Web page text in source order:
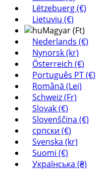
Lëtzebuerg (€)
Lietuvių (€)
Magyar (Ft)
Nederlands (€)
Nynorsk (kr)
Österreich (€)
Português PT (€)
Română (Lei)
Schweiz (Fr)
Slovak (€)
Slovenščina (€)
српски (€)
Svenska (kr)
Suomi (€)
Українська (₴)